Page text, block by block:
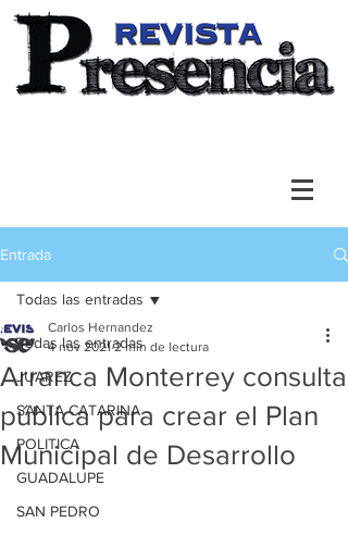
Entrada
Todas las entradas
JUAREZ
SANTA CATARINA
POLITICA
GUADALUPE
SAN PEDRO
Todas las entradas
Arranca Monterrey consulta
pública para crear el Plan
Municipal de Desarrollo
Carlos Hernandez
4 nov 2021 2 min de lectura